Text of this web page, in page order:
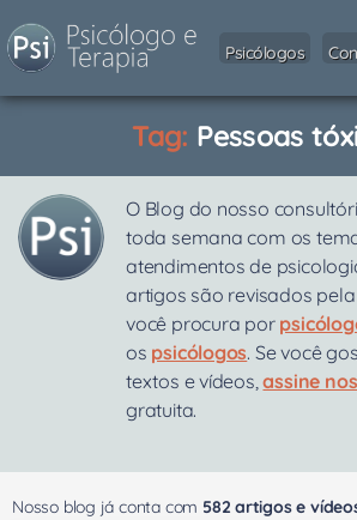
Psicólogos
Tag: Pessoas
O Blog do nosso
toda semana com os
atendimentos de
artigos são revisados
você procura por
os psicólogos. Se você
textos e vídeos,assine
gratuita.
Nosso blog já conta com 582 artigos e